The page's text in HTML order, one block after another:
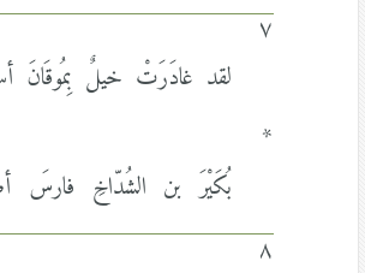
٧
لقد غادَرَتْ خيلٌ بِمُوقَانَ
*
بُكَيْرَ بن الشُدّاخِ فارسَ
٨